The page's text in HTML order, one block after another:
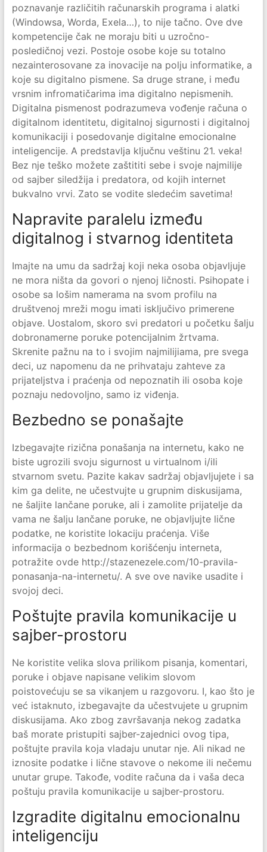
poznavanje različitih računarskih programa i alatki
(Windowsa, Worda, Exela…), to nije tačno. Ove dve
kompetencije čak ne moraju biti u uzročno-
posledičnoj vezi. Postoje osobe koje su totalno
nezainterosovane za inovacije na polju informatike, a
koje su digitalno pismene. Sa druge strane, i među
vrsnim infromatičarima ima digitalno nepismenih.
Digitalna pismenost podrazumeva vođenje računa o
digitalnom identitetu, digitalnoj sigurnosti i digitalnoj
komunikaciji i posedovanje digitalne emocionalne
inteligencije. A predstavlja ključnu veštinu 21. veka!
Bez nje teško možete zaštititi sebe i svoje najmilije
od sajber siledžija i predatora, od kojih internet
bukvalno vrvi. Zato se vodite sledećim savetima!
Napravite paralelu između
digitalnog i stvarnog identiteta
Imajte na umu da sadržaj koji neka osoba objavljuje
ne mora ništa da govori o njenoj ličnosti. Psihopate i
osobe sa lošim namerama na svom profilu na
društvenoj mreži mogu imati isključivo primerene
objave. Uostalom, skoro svi predatori u početku šalju
dobronamerne poruke potencijalnim žrtvama.
Skrenite pažnu na to i svojim najmilijiama, pre svega
deci, uz napomenu da ne prihvataju zahteve za
prijateljstva i praćenja od nepoznatih ili osoba koje
poznaju nedovoljno, samo iz viđenja.
Bezbedno se ponašajte
Izbegavajte rizična ponašanja na internetu, kako ne
biste ugrozili svoju sigurnost u virtualnom i/ili
stvarnom svetu. Pazite kakav sadržaj objavljujete i sa
kim ga delite, ne učestvujte u grupnim diskusijama,
ne šaljite lančane poruke, ali i zamolite prijatelje da
vama ne šalju lančane poruke, ne objavljujte lične
podatke, ne koristite lokaciju praćenja. Više
informacija o bezbednom korišćenju interneta,
potražite ovde http://stazenezele.com/10-pravila-
ponasanja-na-internetu/. A sve ove navike usadite i
svojoj deci.
Poštujte pravila komunikacije u
sajber-prostoru
Ne koristite velika slova prilikom pisanja, komentari,
poruke i objave napisane velikim slovom
poistovećuju se sa vikanjem u razgovoru. I, kao što je
već istaknuto, izbegavajte da učestvujete u grupnim
diskusijama. Ako zbog završavanja nekog zadatka
baš morate pristupiti sajber-zajednici ovog tipa,
poštujte pravila koja vladaju unutar nje. Ali nikad ne
iznosite podatke i lične stavove o nekome ili nečemu
unutar grupe. Takođe, vodite računa da i vaša deca
poštuju pravila komunikacije u sajber-prostoru.
Izgradite digitalnu emocionalnu
inteligenciju